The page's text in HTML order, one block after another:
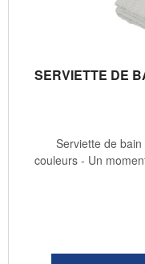
SERVIETTE DE
Serviette de
couleurs - Un